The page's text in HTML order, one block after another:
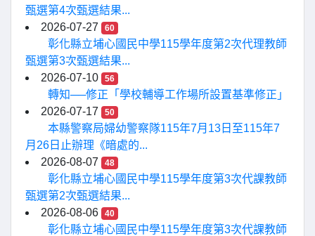
甄選第4次甄選結果...
2026-07-27
60
彰化縣立埔心國民中學115學年度第2次代理教師
甄選第3次甄選結果...
2026-07-10
56
轉知──修正「學校輔導工作場所設置基準修正」
2026-07-17
50
本縣警察局婦幼警察隊115年7月13日至115年7
月26日止辦理《暗處的...
2026-08-07
48
彰化縣立埔心國民中學115學年度第3次代課教師
甄選第2次甄選結果...
2026-08-06
40
彰化縣立埔心國民中學115學年度第3次代課教師